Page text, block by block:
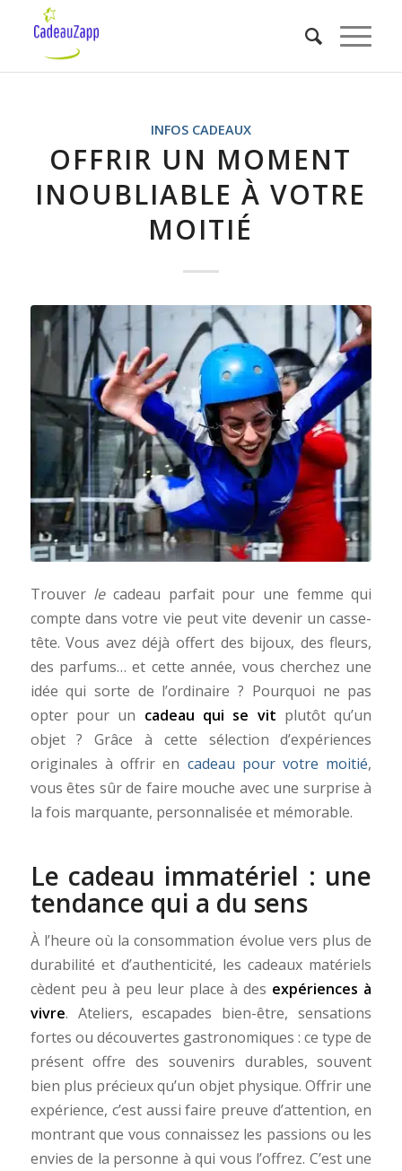
INFOS CADEAUX
OFFRIR UN MOMENT
INOUBLIABLE À VOTRE
MOITIÉ
Trouver lecadeau parfait pour une femme qui
compte dans votre vie peut vite devenir un casse-
tête. Vous avez déjà offert des bijoux, des fleurs,
des parfums… et cette année, vous cherchez une
idée qui sorte de l’ordinaire ? Pourquoi ne pas
opter pour un cadeau qui se vit plutôt qu’un
objet ? Grâce à cette sélection d’expériences
originales à offrir en cadeau pour votre moitié,
vous êtes sûr de faire mouche avec une surprise à
la fois marquante, personnalisée et mémorable.
Le cadeau immatériel : une
tendance qui a du sens
À l’heure où la consommation évolue vers plus de
durabilité et d’authenticité, les cadeaux matériels
cèdent peu à peu leur place à des expériences à
vivre. Ateliers, escapades bien-être, sensations
fortes ou découvertes gastronomiques : ce type de
présent offre des souvenirs durables, souvent
bien plus précieux qu’un objet physique. Offrir une
expérience, c’est aussi faire preuve d’attention, en
montrant que vous connaissez les passions ou les
envies de la personne à qui vous l’offrez. C’est une